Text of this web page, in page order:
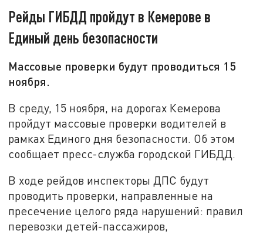
Рейды ГИБДД пройдут в Кемерове в
Единый день безопасности
Массовые проверки будут проводиться 15
ноября.
В среду, 15 ноября, на дорогах Кемерова
пройдут массовые проверки водителей в
рамках Единого дня безопасности. Об этом
сообщает пресс-служба городской ГИБДД.
В ходе рейдов инспекторы ДПС будут
проводить проверки, направленные на
пресечение целого ряда нарушений: правил
перевозки детей-пассажиров,